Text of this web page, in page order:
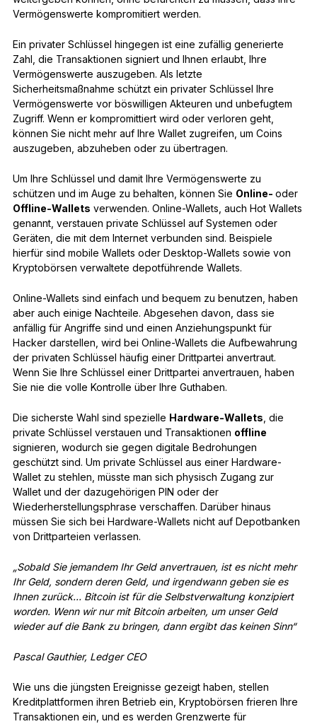
Vermögenswerte kompromitiert werden.
Ein privater Schlüssel hingegen ist eine zufällig generierte
Zahl, die Transaktionen signiert und Ihnen erlaubt, Ihre
Vermögenswerte auszugeben. Als letzte
Sicherheitsmaßnahme schützt ein privater Schlüssel Ihre
Vermögenswerte vor böswilligen Akteuren und unbefugtem
Zugriff. Wenn er kompromittiert wird oder verloren geht,
können Sie nicht mehr auf Ihre Wallet zugreifen, um Coins
auszugeben, abzuheben oder zu übertragen.
Um Ihre Schlüssel und damit Ihre Vermögenswerte zu
schützen und im Auge zu behalten, können Sie Online- oder
Offline-Wallets verwenden. Online-Wallets, auch Hot Wallets
genannt, verstauen private Schlüssel auf Systemen oder
Geräten, die mit dem Internet verbunden sind. Beispiele
hierfür sind mobile Wallets oder Desktop-Wallets sowie von
Kryptobörsen verwaltete depotführende Wallets.
Online-Wallets sind einfach und bequem zu benutzen, haben
aber auch einige Nachteile. Abgesehen davon, dass sie
anfällig für Angriffe sind und einen Anziehungspunkt für
Hacker darstellen, wird bei Online-Wallets die Aufbewahrung
der privaten Schlüssel häufig einer Drittpartei anvertraut.
Wenn Sie Ihre Schlüssel einer Drittpartei anvertrauen, haben
Sie nie die volle Kontrolle über Ihre Guthaben.
Die sicherste Wahl sind spezielle Hardware-Wallets , die
private Schlüssel verstauen und Transaktionen offline
signieren, wodurch sie gegen digitale Bedrohungen
geschützt sind. Um private Schlüssel aus einer Hardware-
Wallet zu stehlen, müsste man sich physisch Zugang zur
Wallet und der dazugehörigen PIN oder der
Wiederherstellungsphrase verschaffen. Darüber hinaus
müssen Sie sich bei Hardware-Wallets nicht auf Depotbanken
von Drittparteien verlassen.
„Sobald Sie jemandem Ihr Geld anvertrauen, ist es nicht mehr
Ihr Geld, sondern deren Geld, und irgendwann geben sie es
Ihnen zurück… Bitcoin ist für die Selbstverwaltung konzipiert
worden. Wenn wir nur mit Bitcoin arbeiten, um unser Geld
wieder auf die Bank zu bringen, dann ergibt das keinen Sinn“
Pascal Gauthier, Ledger CEO
Wie uns die jüngsten Ereignisse gezeigt haben, stellen
Kreditplattformen ihren Betrieb ein, Kryptobörsen frieren Ihre
Transaktionen ein, und es werden Grenzwerte für